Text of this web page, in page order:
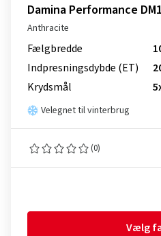
Damina Performance
Anthracite
Fælgbredde
Indpresnings­dybde (ET)
Krydsmål
Velegnet til vinterbrug
(0)
Vælg